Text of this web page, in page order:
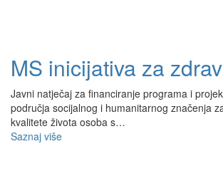
MS inicijativa za
Javni natječaj za financiranje programa i
područja socijalnog i humanitarnog značenja
kvalitete života osoba s…
Saznaj više